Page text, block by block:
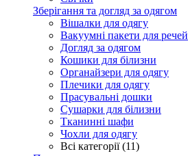
Зберігання та догляд за одягом
Вішалки для одягу
Вакуумні пакети для речей
Догляд за одягом
Кошики для білизни
Органайзери для одягу
Плечики для одягу
Прасувальні дошки
Сушарки для білизни
Тканинні шафи
Чохли для одягу
Всі категорії (11)